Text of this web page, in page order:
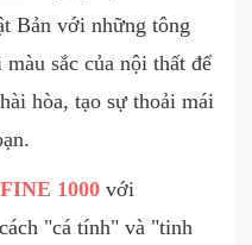
Bản với những tông
sắc của nội thất để
hòa, tạo sự thoải mái
1000 với
"cá tính" và "tinh